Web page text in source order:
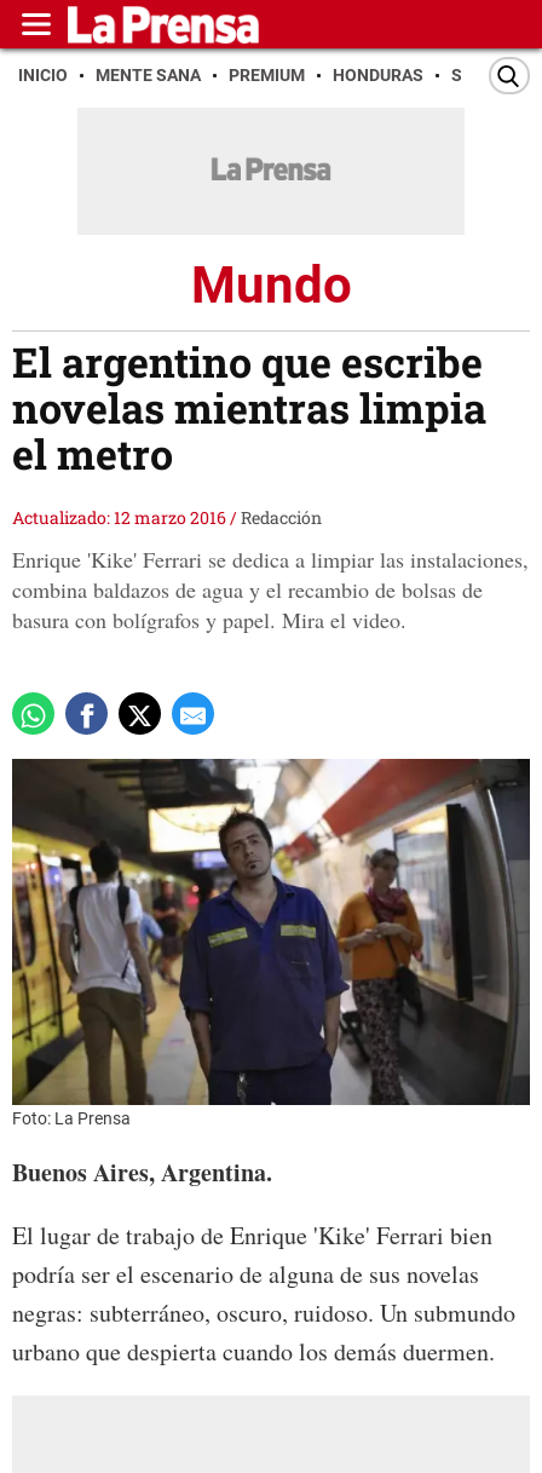
INICIO MENTE SANA PREMIUM HONDURAS SAN PEDRO
Mundo
El argentino que escribe
novelas mientras limpia
el metro
Actualizado: 12 marzo 2016/Redacción
Enrique 'Kike' Ferrari se dedica a limpiar las instalaciones,
combina baldazos de agua y el recambio de bolsas de
basura con bolígrafos y papel. Mira el video.
Foto: La Prensa
Buenos Aires, Argentina.
El lugar de trabajo de Enrique 'Kike' Ferrari bien
podría ser el escenario de alguna de sus novelas
negras: subterráneo, oscuro, ruidoso. Un submundo
urbano que despierta cuando los demás duermen.